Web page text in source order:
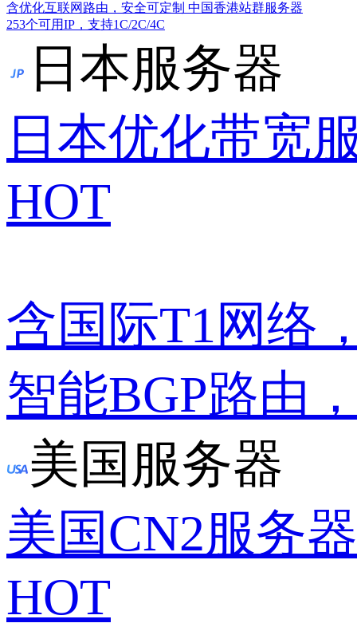
含优化互联网路由，安全可定制 中国香港站群服务器
253个可用IP，支持1C/2C/4C
日本服务器
日本优化带宽
HOT
含国际T1网络
智能BGP路由
美国服务器
美国CN2服务器
HOT